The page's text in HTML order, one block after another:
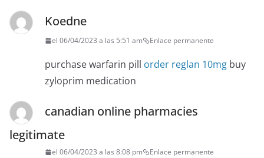
Koedne
el 06/04/2023 a las 5:51 am Enlace permanente
purchase warfarin pill order reglan 10mg buy
zyloprim medication
canadian online pharmacies
legitimate
el 06/04/2023 a las 8:08 pm Enlace permanente